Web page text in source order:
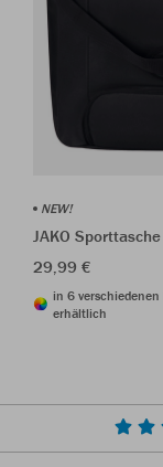
NEW!
JAKO
29,99 €
in 6 verschiedenen
erhältlich